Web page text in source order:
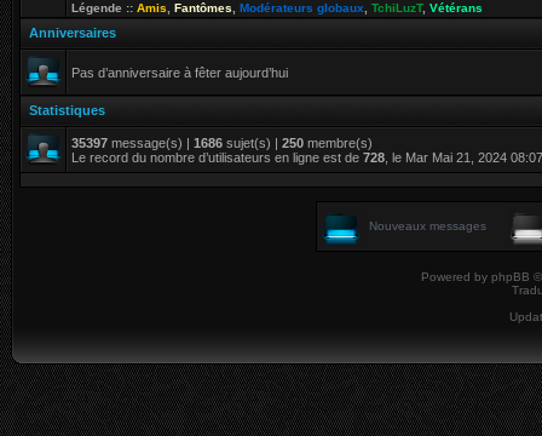
Légende :: Amis Fantômes Modérateurs globaux TchiLuzT, Vétérans
Anniversaires
Pas d’anniversaire à fêter aujourd’hui
Statistiques
35397 message(s) | 1686 sujet(s) | 250 membre(s)
Le record du nombre d’utilisateurs en ligne est de 728 , le Mar Mai 21, 2024 08:07
Nouveaux messages
Powered by phpBB